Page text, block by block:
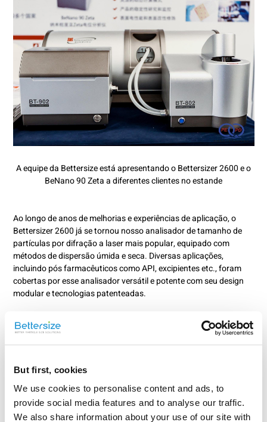
But first, cookies
We use cookies to personalise content and ads, to
provide social media features and to analyse our traffic.
We also share information about your use of our site with
A equipe da Bettersize está apresentando o Bettersizer 2600 e o
BeNano 90 Zeta a diferentes clientes no estande
Ao longo de anos de melhorias e experiências de aplicação, o
Bettersizer 2600 já se tornou nosso analisador de tamanho de
partículas por difração a laser mais popular, equipado com
métodos de dispersão úmida e seca. Diversas aplicações,
incluindo pós farmacêuticos como API, excipientes etc., foram
cobertas por esse analisador versátil e potente com seu design
modular e tecnologias patenteadas.